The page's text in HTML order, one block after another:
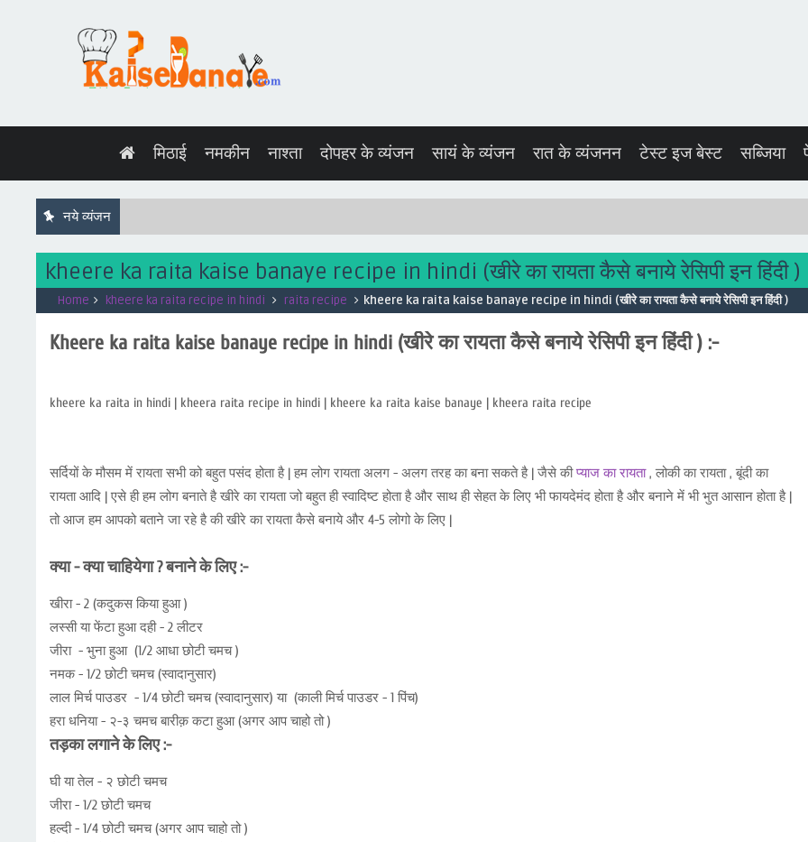
मिठाई नमकीन नाश्ता दोपहर के व्यंजन सायं के व्यंजन रात के व्यंजनन टेस्ट इज बेस्ट सब्जिया
नये व्यंजन
kheere ka raita kaise banaye recipe in hindi (खीरे का रायता कैसे बनाये रेसिपी इन हिंदी )
Home kheere ka raita recipe in hindi raita recipe kheere ka raita kaise banaye recipe in hindi (खीरे का रायता कैसे बनाये रेसिपी इन हिंदी )
Kheere ka raita kaise banaye recipe in hindi (खीरे का रायता कैसे बनाये रेसिपी इन हिंदी ) :-
kheere ka raita in hindi | kheera raita recipe in hindi | kheere ka raita kaise banaye | kheera raita recipe
सर्दियों के मौसम में रायता सभी को बहुत पसंद होता है | हम लोग रायता अलग - अलग तरह का बना सकते है | जैसे कीप्याज का रायता, लोकी का रायता , बूंदी का
रायता आदि | एसे ही हम लोग बनाते है खीरे का रायता जो बहुत ही स्वादिष्ट होता है और साथ ही सेहत के लिए भी फायदेमंद होता है और बनाने में भी भुत आसान होता है |
तो आज हम आपको बताने जा रहे है की खीरे का रायता कैसे बनाये और 4-5 लोगो के लिए |
क्या - क्या चाहियेगा ? बनाने के लिए :-
खीरा - 2 (कदुकस किया हुआ )
लस्सी या फेंटा हुआ दही - 2 लीटर
जीरा - भुना हुआ (1/2 आधा छोटी चमच )
नमक - 1/2 छोटी चमच (स्वादानुसार)
लाल मिर्च पाउडर - 1/4 छोटी चमच (स्वादानुसार) या (काली मिर्च पाउडर - 1 पिंच)
हरा धनिया - २-३ चमच बारीक़ कटा हुआ (अगर आप चाहो तो )
तड़का लगाने के लिए :-
घी या तेल - २ छोटी चमच
जीरा - 1/2 छोटी चमच
हल्दी - 1/4 छोटी चमच (अगर आप चाहो तो )